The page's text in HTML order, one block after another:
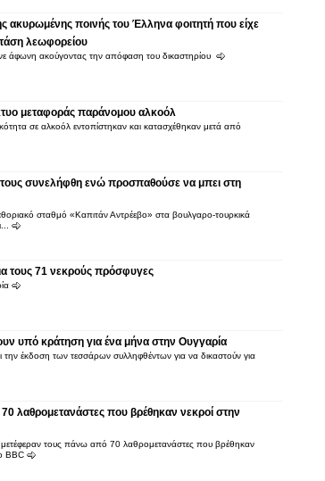
ακυρωμένης ποινής του Έλληνα φοιτητή που είχε
λεωφορείου
άφωνη ακούγοντας την απόφαση του δικαστηρίου
μεταφοράς παράνομου αλκοόλ
σε αλκοόλ εντοπίστηκαν και κατασχέθηκαν μετά από
συνελήφθη ενώ προσπαθούσε να μπει στη
σταθμό «Καπιτάν Αντρέεβο» στα βουλγαρο-τουρκικά
τους 71 νεκρούς πρόσφυγες
υπό κράτηση για ένα μήνα στην Ουγγαρία
την έκδοση των τεσσάρων συλληφθέντων για να δικαστούν για
70 λαθρομετανάστες που βρέθηκαν νεκροί στην
τους πάνω από 70 λαθρομετανάστες που βρέθηκαν
BBC